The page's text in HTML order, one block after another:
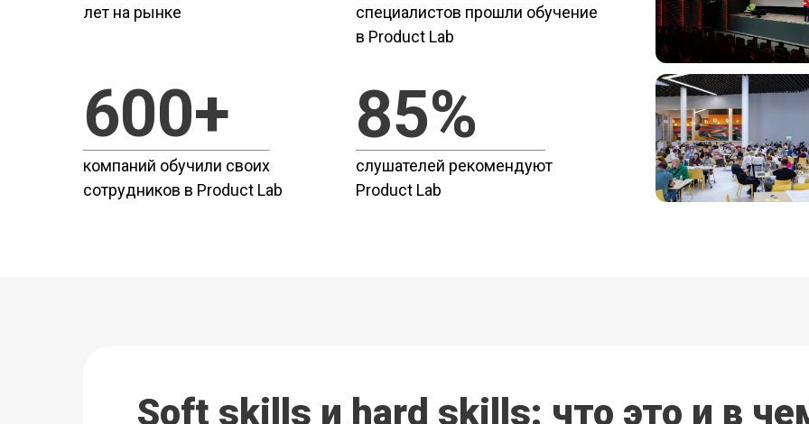
85%
600+
лет на рынке
специалистов прошли обучение
в Product Lab
компаний обучили своих
сотрудников в Product Lab
слушателей рекомендуют
Product Lab
Soft skills и hard skills: что это и в